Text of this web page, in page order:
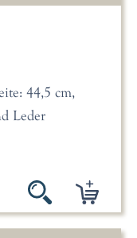
44,5 cm,
Leder